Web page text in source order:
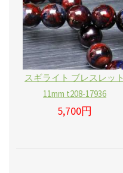
スギライト ブレスレット
11mm t208-17936
5,700円